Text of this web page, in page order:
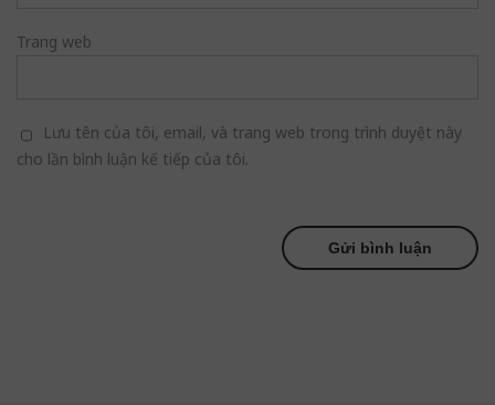
Trang web
Lưu tên của tôi, email, và trang web trong trình duyệt này
cho lần bình luận kế tiếp của tôi.